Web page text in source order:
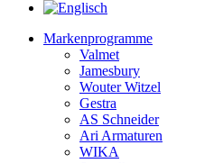
Markenprogramme
Valmet
Jamesbury
Wouter Witzel
Gestra
AS Schneider
Ari Armaturen
WIKA